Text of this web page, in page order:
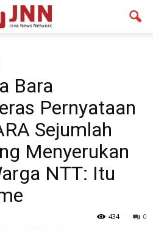
Bara
Pernyataan
Sejumlah
Menyerukan
NTT: Itu
0
434